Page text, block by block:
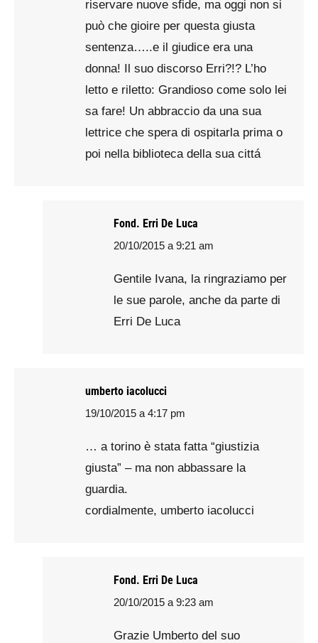
riservare nuove sfide, ma oggi non si
può che gioire per questa giusta
sentenza…..e il giudice era una
donna! Il suo discorso Erri?!? L’ho
letto e riletto: Grandioso come solo lei
sa fare! Un abbraccio da una sua
lettrice che spera di ospitarla prima o
poi nella biblioteca della sua cittá
Fond. Erri De Luca
says:
20/10/2015 a 9:21 am
Gentile Ivana, la ringraziamo per
le sue parole, anche da parte di
Erri De Luca
umberto iacolucci
says:
19/10/2015 a 4:17 pm
… a torino è stata fatta “giustizia
giusta” – ma non abbassare la
guardia.
cordialmente, umberto iacolucci
Fond. Erri De Luca
says:
20/10/2015 a 9:23 am
Grazie Umberto del suo